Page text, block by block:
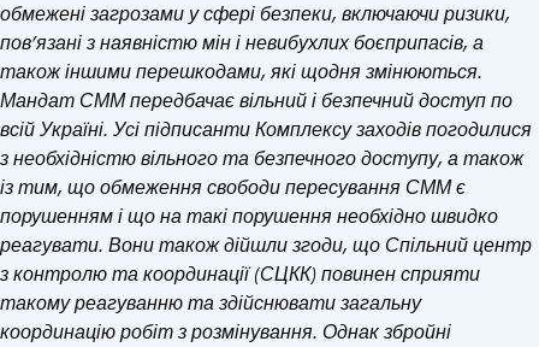
обмежені загрозами у сфері безпеки, включаючи ризики,
пов’язані з наявністю мін і невибухлих боєприпасів, а
також іншими перешкодами, які щодня змінюються.
Мандат СММ передбачає вільний і безпечний доступ по
всій Україні. Усі підписанти Комплексу заходів погодилися
з необхідністю вільного та безпечного доступу, а також
із тим, що обмеження свободи пересування СММ є
порушенням і що на такі порушення необхідно швидко
реагувати. Вони також дійшли згоди, що Спільний центр
з контролю та координації (СЦКК) повинен сприяти
такому реагуванню та здійснювати загальну
координацію робіт з розмінування. Однак збройні